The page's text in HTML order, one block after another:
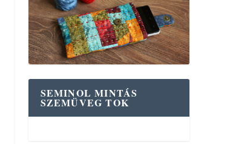
SEMINOL MINTÁS
SZEMÜVEG TOK